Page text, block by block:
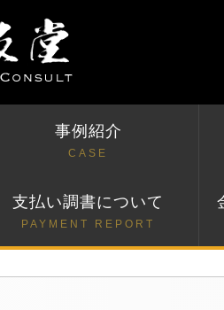
事例紹介
CASE
支払い調書について
PAYMENT REPORT